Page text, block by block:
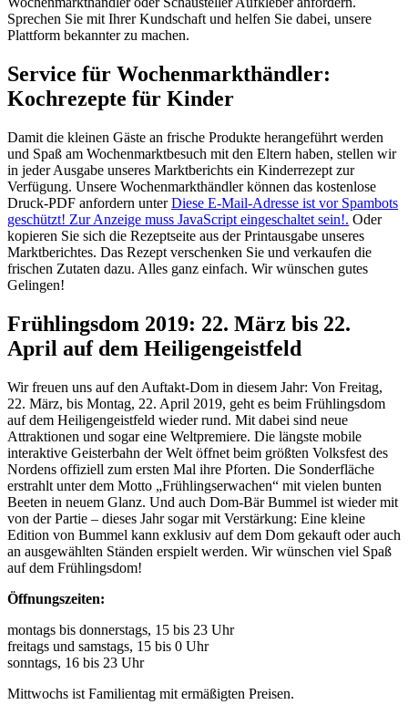
Sprechen Sie mit Ihrer Kundschaft und helfen Sie dabei, unsere
Plattform bekannter zu machen.
Service für Wochenmarkthändler:
Kochrezepte für Kinder
Damit die kleinen Gäste an frische Produkte herangeführt werden
und Spaß am Wochenmarktbesuch mit den Eltern haben, stellen wir
in jeder Ausgabe unseres Marktberichts ein Kinderrezept zur
Verfügung. Unsere Wochenmarkthändler können das kostenlose
Druck-PDF anfordern unterDiese E-Mail-Adresse ist vor Spambots
geschützt! Zur Anzeige muss JavaScript eingeschaltet sein!. Oder
kopieren Sie sich die Rezeptseite aus der Printausgabe unseres
Marktberichtes. Das Rezept verschenken Sie und verkaufen die
frischen Zutaten dazu. Alles ganz einfach. Wir wünschen gutes
Gelingen!
Frühlingsdom 2019: 22. März bis 22.
April auf dem Heiligengeistfeld
Wir freuen uns auf den Auftakt-Dom in diesem Jahr: Von Freitag,
22. März, bis Montag, 22. April 2019, geht es beim Frühlingsdom
auf dem Heiligengeistfeld wieder rund. Mit dabei sind neue
Attraktionen und sogar eine Weltpremiere. Die längste mobile
interaktive Geisterbahn der Welt öffnet beim größten Volksfest des
Nordens offiziell zum ersten Mal ihre Pforten. Die Sonderfläche
erstrahlt unter dem Motto „Frühlingserwachen“ mit vielen bunten
Beeten in neuem Glanz. Und auch Dom-Bär Bummel ist wieder mit
von der Partie – dieses Jahr sogar mit Verstärkung: Eine kleine
Edition von Bummel kann exklusiv auf dem Dom gekauft oder auch
an ausgewählten Ständen erspielt werden. Wir wünschen viel Spaß
auf dem Frühlingsdom!
Öffnungszeiten:
montags bis donnerstags, 15 bis 23 Uhr
freitags und samstags, 15 bis 0 Uhr
sonntags, 16 bis 23 Uhr
Mittwochs ist Familientag mit ermäßigten Preisen.